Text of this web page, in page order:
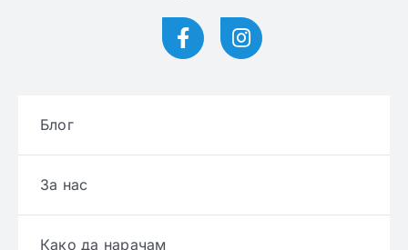
Блог
За нас
Како да нарачам